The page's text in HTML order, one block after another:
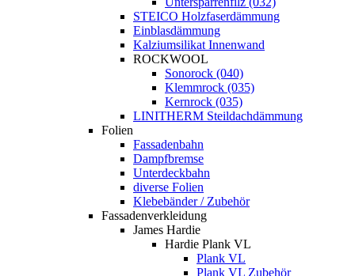
STEICO Holzfaserdämmung
Einblasdämmung
Kalziumsilikat Innenwand
ROCKWOOL
Sonorock (040)
Klemmrock (035)
Kernrock (035)
LINITHERM Steildachdämmung
Folien
Fassadenbahn
Dampfbremse
Unterdeckbahn
diverse Folien
Klebebänder / Zubehör
Fassadenverkleidung
James Hardie
Hardie Plank VL
Plank VL
Plank VL Zubehör